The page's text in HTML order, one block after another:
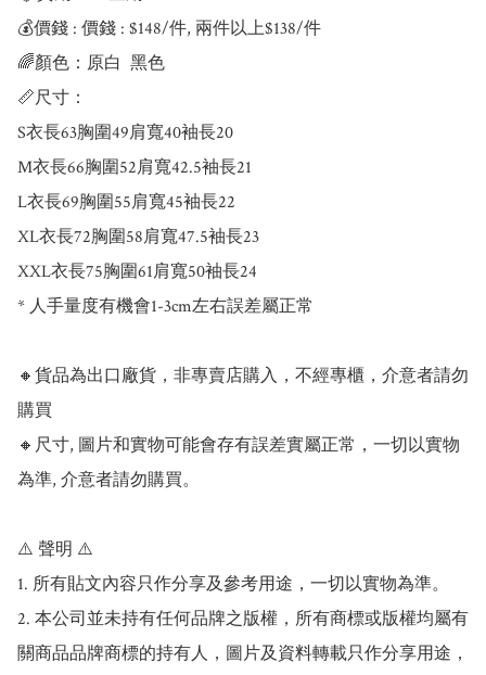
💰價錢 : 價錢 : $148/件, 兩件以上$138/件
🌈顏色：原白  黑色
📏尺寸：
S衣長63胸圍49肩寬40袖長20
M衣長66胸圍52肩寬42.5袖長21
L衣長69胸圍55肩寬45袖長22
XL衣長72胸圍58肩寬47.5袖長23
XXL衣長75胸圍61肩寬50袖長24
* 人手量度有機會1-3cm左右誤差屬正常
🔸貨品為出口廠貨，非專賣店購入，不經專櫃，介意者請勿
購買
🔸尺寸, 圖片和實物可能會存有誤差實屬正常，一切以實物
為準, 介意者請勿購買。
⚠️ 聲明 ⚠️
1. 所有貼文內容只作分享及參考用途，一切以實物為準。
2. 本公司並未持有任何品牌之版權，所有商標或版權均屬有
關商品品牌商標的持有人，圖片及資料轉載只作分享用途，